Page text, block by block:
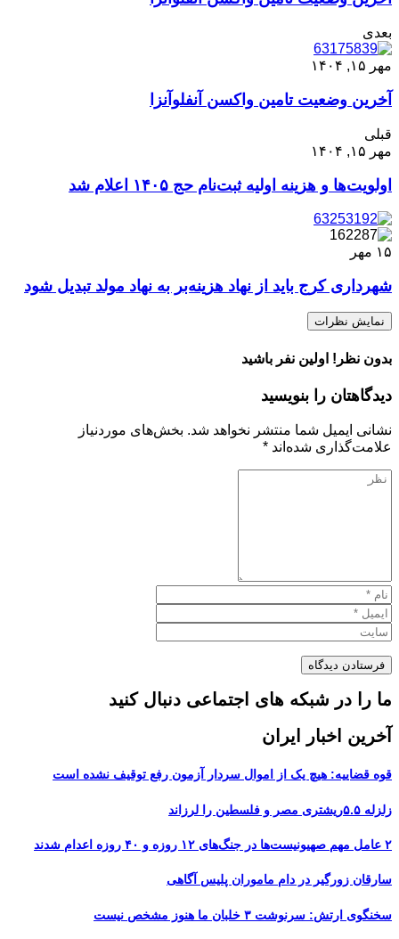
بعدی
مهر ۱۵, ۱۴۰۴
آخرین وضعیت تامین واکسن آنفلوآنزا
قبلی
مهر ۱۵, ۱۴۰۴
اولویت‌ها و هزینه اولیه ثبت‌نام حج ۱۴۰۵ اعلام شد
۱۵ مهر
شهرداری کرج باید از نهاد هزینه‌بر به نهاد مولد تبدیل شود
نمایش نظرات
بدون نظر! اولین نفر باشید
دیدگاهتان را بنویسید
نشانی ایمیل شما منتشر نخواهد شد. بخش‌های موردنیاز
علامت‌گذاری شده‌اند *
ما را در شبکه های اجتماعی دنبال کنید
آخرین اخبار ایران
قوه قضاییه: هیچ یک از اموال سردار آزمون رفع توقیف نشده است
زلزله ۵.۵ریشتری مصر و فلسطین را لرزاند
۲ عامل مهم صهیونیست‌ها در جنگ‌های ۱۲ روزه و ۴۰ روزه اعدام شدند
سارقان زورگیر در دام ماموران پلیس آگاهی
سخنگوی ارتش: سرنوشت ۳ خلبان ما هنوز مشخص نیست